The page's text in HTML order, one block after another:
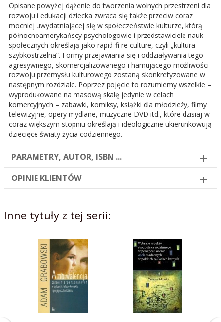
Opisane powyżej dążenie do tworzenia wolnych przestrzeni dla
rozwoju i edukacji dziecka zwraca się także przeciw coraz
mocniej uwydatniającej się w społeczeństwie kulturze, którą
północnoamerykańscy psychologowie i przedstawiciele nauk
społecznych określają jako rapid-fi re culture, czyli „kultura
szybkostrzelna”. Formy przejawiania się i oddziaływania tego
agresywnego, skomercjalizowanego i hamującego możliwości
rozwoju przemysłu kulturowego zostaną skonkretyzowane w
następnym rozdziale. Poprzez pojęcie to rozumiemy wszelkie –
wyprodukowane na masową skalę jedynie w celach
komercyjnych – zabawki, komiksy, książki dla młodzieży, filmy
telewizyjne, opery mydlane, muzyczne DVD itd., które dzisiaj w
coraz większym stopniu określają i ideologicznie ukierunkowują
dziecięce światy życia codziennego.
PARAMETRY, AUTOR, ISBN ...
OPINIE KLIENTÓW
Inne tytuły z tej serii: